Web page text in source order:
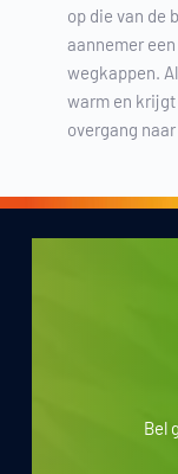
op die van de
aannemer
wegkappen.
warm en krijgt
overgang
Bel